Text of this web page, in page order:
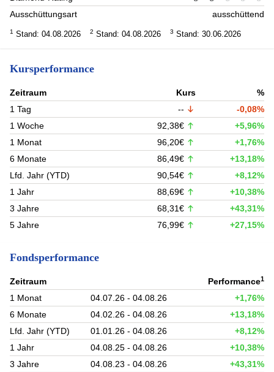
Ausschüttungsart
ausschüttend
1 Stand: 04.08.2026 2 Stand: 04.08.2026 3 Stand: 30.06.2026
Kursperformance
Zeitraum Kurs
%
1 Tag
--
-0,08%
1 Woche
92,38€
+5,96%
1 Monat
96,20€
+1,76%
6 Monate
86,49€
+13,18%
Lfd. Jahr (YTD)
90,54€
+8,12%
1 Jahr
88,69€
+10,38%
3 Jahre
68,31€
+43,31%
5 Jahre
76,99€ +27,15%
Fondsperformance
Zeitraum Performance1
1 Monat 04.07.26 - 04.08.26
+1,76%
6 Monate
04.02.26 - 04.08.26
+13,18%
Lfd. Jahr (YTD)
01.01.26 - 04.08.26
+8,12%
1 Jahr
04.08.25 - 04.08.26
+10,38%
3 Jahre
04.08.23 - 04.08.26
+43,31%